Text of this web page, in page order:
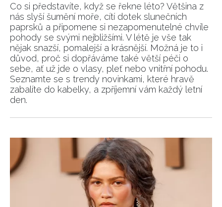
Co si představíte, když se řekne léto? Většina z
nás slyší šumění moře, cítí dotek slunečních
paprsků a připomene si nezapomenutelné chvíle
pohody se svými nejbližšími. V létě je vše tak
nějak snazší, pomalejší a krásnější. Možná je to i
důvod, proč si dopřáváme také větší péči o
sebe, ať už jde o vlasy, pleť nebo vnitřní pohodu.
Seznamte se s trendy novinkami, které hravě
zabalíte do kabelky, a zpříjemní vám každý letní
den.